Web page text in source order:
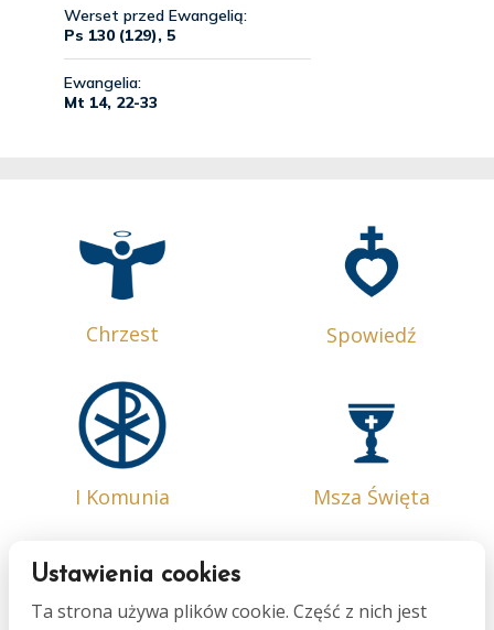
Chrzest Spowiedź
I Komunia Msza Święta
Ustawienia cookies
Ta strona używa plików cookie. Część z nich jest